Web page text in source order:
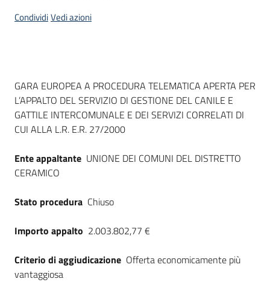
CondividiVedi azioni
Dati del bando
GARA EUROPEA A PROCEDURA TELEMATICA APERTA PER
L’APPALTO DEL SERVIZIO DI GESTIONE DEL CANILE E
GATTILE INTERCOMUNALE E DEI SERVIZI CORRELATI DI
CUI ALLA L.R. E.R. 27/2000
Ente appaltante UNIONE DEI COMUNI DEL DISTRETTO
CERAMICO
Stato procedura Chiuso
Importo appalto 2.003.802,77 €
Criterio di aggiudicazione Offerta economicamente più
vantaggiosa